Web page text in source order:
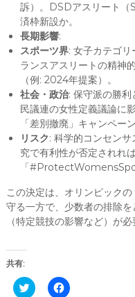
訴）。DSDアスリート（
済枠新設か。
長期影響:
スポーツ界: 女子カテゴリ
ランスアスリートの精神
（例: 2024年提案）。
社会・政治: 保守派の勝利
民議連の女性定義議論に
「差別撤廃」キャンペーン
リスク: 科学的コンセン
究で有利性が否定されれ
「
この決定は、オリンピック
守る一方で、少数者の排除
（特定競技の影響など）が
共有:
C F